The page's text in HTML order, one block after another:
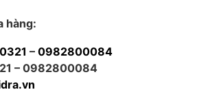
hàng:
– 0982800084
– 0982800084